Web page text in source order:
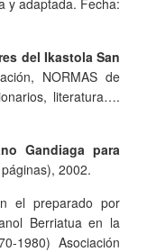
y adaptada. Fecha:
del Ikastola San
NORMAS de
literatura….
Gandiaga para
2002.
el preparado por
Berriatua en la
1980) Asociación